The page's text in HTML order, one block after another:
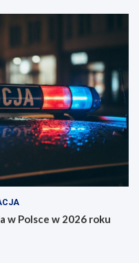
w Polsce w 2026 roku